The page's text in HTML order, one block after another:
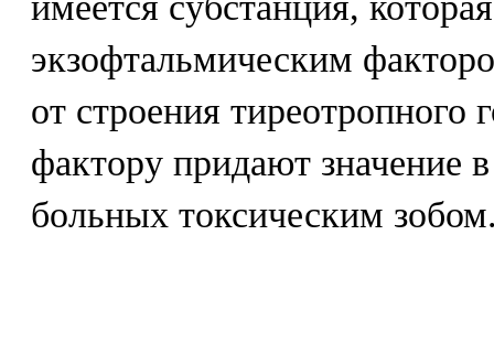
экзофтальмическим
от строения
фактору придают значение
больных токсическим